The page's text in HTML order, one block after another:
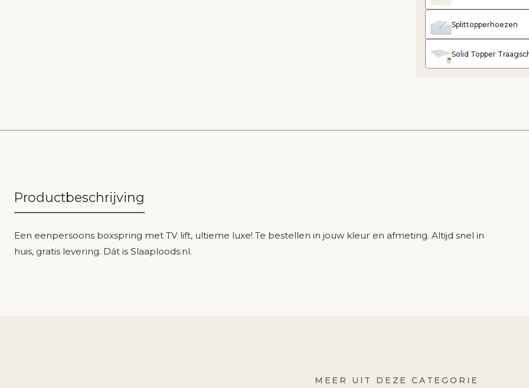
Splittopperhoezen
Solid Topper
Productbeschrijving
Een eenpersoons boxspring met TV lift, ultieme luxe! Te bestellen in jouw kleur en afmeting. Altijd snel in
huis, gratis levering. Dát is Slaaploods.nl.
MEER UIT DEZE CATEGORIE